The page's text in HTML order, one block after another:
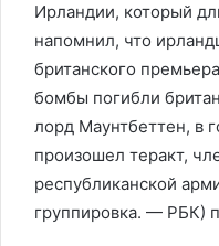
Ирландии, который
напомнил, что
британского
бомбы погибли
лорд Маунтбеттен, в
произошел теракт,
республиканской
группировка. — РБК)